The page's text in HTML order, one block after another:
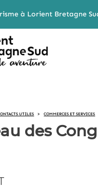
à Lorient Bretagne
UTILES > COMMERCES ET SERVICES
des